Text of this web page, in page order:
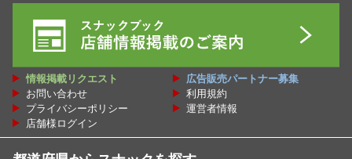
館で購入可能です。観光地としては、国宝・松江城が徒歩圏内にあり、天守
閣からの眺めや周辺の武家屋敷が歴史好きを魅了します。また、宍道湖の夕
陽は「日本の夕陽百選」に選ばれ、湖畔の散策は格別です。カフェ
「Terrasse LinQ」では、松江市内を一望しながら夜ランチを楽しめ、観光の
の酒蔵の銘酒が居酒屋で堪能でき、観光客にも地元民にも愛されるエリアで
す。伊勢宮町は、松江の食文化と歴史を体感できる場所として、訪れる価値
があります。そんな伊勢宮町（松江駅周辺）で楽しめるスナック・パブ・バ
ー・ラウンジ・スナキャバ・会員制クラブ・カラオケバー・おかまバー・コ
ンカフェ・外国人パブなどの飲み屋さんの情報を、お得な割引クーポンをは
じめ口コミ・レビューや伊勢宮町（松江駅周辺）のオススメ人気ランキング
情報掲載リクエスト
広告販売パートナー募集
お問い合わせ
利用規約
プライバシーポリシー
運営者情報
店舗様ログイン